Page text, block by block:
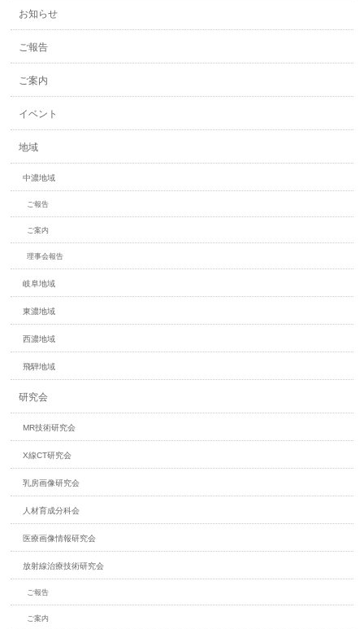
お知らせ
ご報告
ご案内
イベント
地域
中濃地域
ご報告
ご案内
理事会報告
岐阜地域
東濃地域
西濃地域
飛騨地域
研究会
MR技術研究会
X線CT研究会
乳房画像研究会
人材育成分科会
医療画像情報研究会
放射線治療技術研究会
ご報告
ご案内